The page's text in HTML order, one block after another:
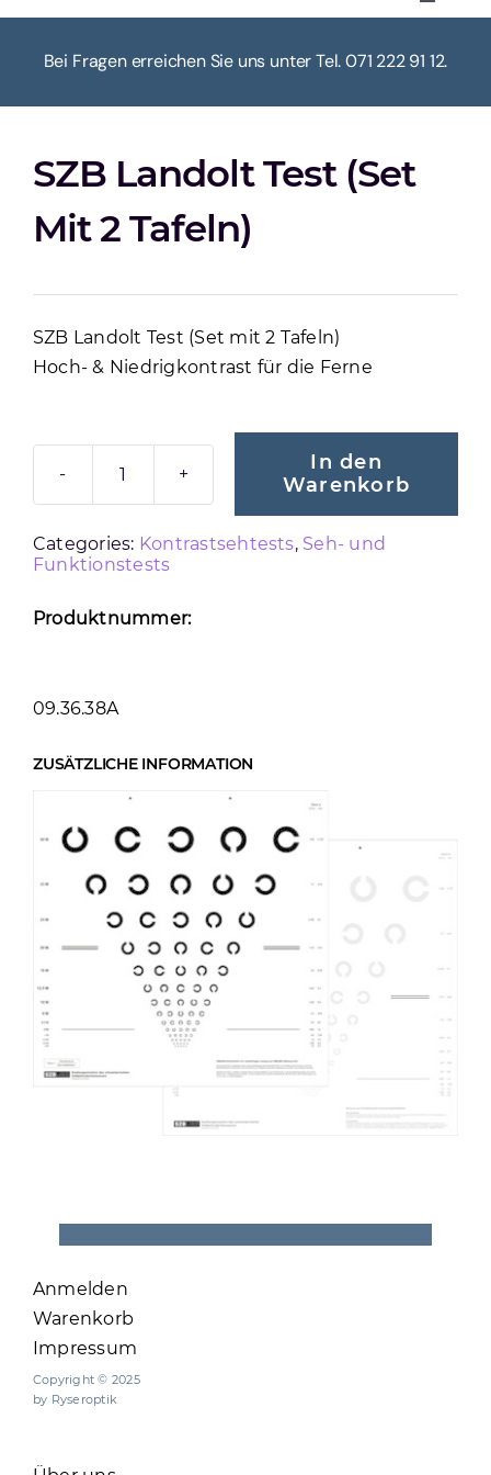
Toggle
HOME
MEIN KONTO
Bei Fragen erreichen Sie uns unter Tel. 071 222 91 12.
SZB Landolt Test (Set
Mit 2 Tafeln)
SZB Landolt Test (Set mit 2 Tafeln)
Hoch- & Niedrigkontrast für die Ferne
SZB
TEST
Menge
In den
Warenkorb
Categories: Kontrastsehtests, Seh- und
Funktionstests
Produktnummer:
09.36.38A
ZUSÄTZLICHE INFORMATION
Anmelden
Warenkorb
Impressum
Copyright © 2025
by Ryseroptik